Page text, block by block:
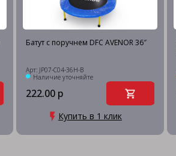
Батут с поручнем DFC AVENOR 36″
Арт: JP07-C04-36H-B
Наличие уточняйте
222.00 р
Купить в 1 клик